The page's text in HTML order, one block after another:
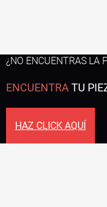
¿NO ENCUENTRAS LA
ENCUENTRATU
HAZ CLICK AQUÍ